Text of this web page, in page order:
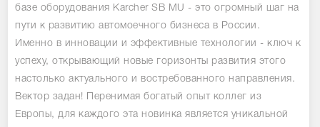
базе оборудования Karcher SB MU - это огромный шаг на
пути к развитию автомоечного бизнеса в России.
Именно в инновации и эффективные технологии - ключ к
успеху, открывающий новые горизонты развития этого
настолько актуального и востребованного направления.
Вектор задан! Перенимая богатый опыт коллег из
Европы, для каждого эта новинка является уникальной